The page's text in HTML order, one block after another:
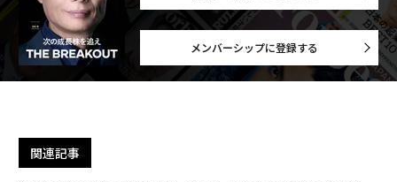
メンバーシップに登録する
関連記事